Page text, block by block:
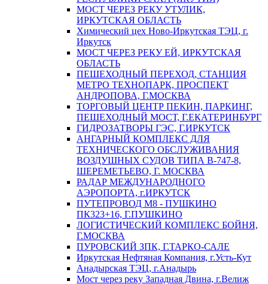
МОСТ ЧЕРЕЗ РЕКУ УТУЛИК,
ИРКУТСКАЯ ОБЛАСТЬ
Химический цех Ново-Иркутская ТЭЦ, г.
Иркутск
МОСТ ЧЕРЕЗ РЕКУ ЕЙ, ИРКУТСКАЯ
ОБЛАСТЬ
ПЕШЕХОДНЫЙ ПЕРЕХОД, СТАНЦИЯ
МЕТРО ТЕХНОПАРК, ПРОСПЕКТ
АНДРОПОВА, Г.МОСКВА
ТОРГОВЫЙ ЦЕНТР ПЕКИН, ПАРКИНГ,
ПЕШЕХОДНЫЙ МОСТ, Г.ЕКАТЕРИНБУРГ
ГИДРОЗАТВОРЫ ГЭС, Г.ИРКУТСК
АНГАРНЫЙ КОМПЛЕКС ДЛЯ
ТЕХНИЧЕСКОГО ОБСЛУЖИВАНИЯ
ВОЗДУШНЫХ СУДОВ ТИПА В-747-8,
ШЕРЕМЕТЬЕВО, Г. МОСКВА
РАДАР МЕЖДУНАРОДНОГО
АЭРОПОРТА, г.ИРКУТСК
ПУТЕПРОВОД М8 - ПУШКИНО
ПК323+16, Г.ПУШКИНО
ЛОГИСТИЧЕСКИЙ КОМПЛЕКС БОЙНЯ,
Г.МОСКВА
ПУРОВСКИЙ ЗПК, Г.ТАРКО-САЛЕ
Иркутская Нефтяная Компания, г.Усть-Кут
Анадырская ТЭЦ, г.Анадырь
Мост через реку Западная Двина, г.Велиж